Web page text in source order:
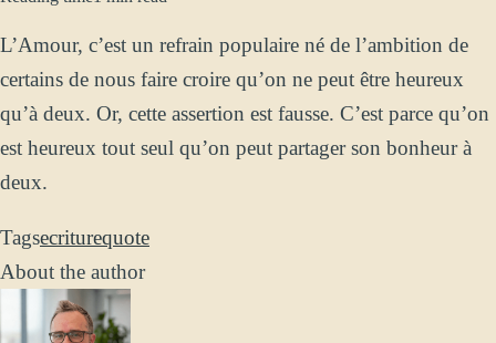
L’Amour, c’est un refrain populaire né de l’ambition de
certains de nous faire croire qu’on ne peut être heureux
qu’à deux. Or, cette assertion est fausse. C’est parce qu’on
est heureux tout seul qu’on peut partager son bonheur à
deux.
Tagsecriturequote
About the author